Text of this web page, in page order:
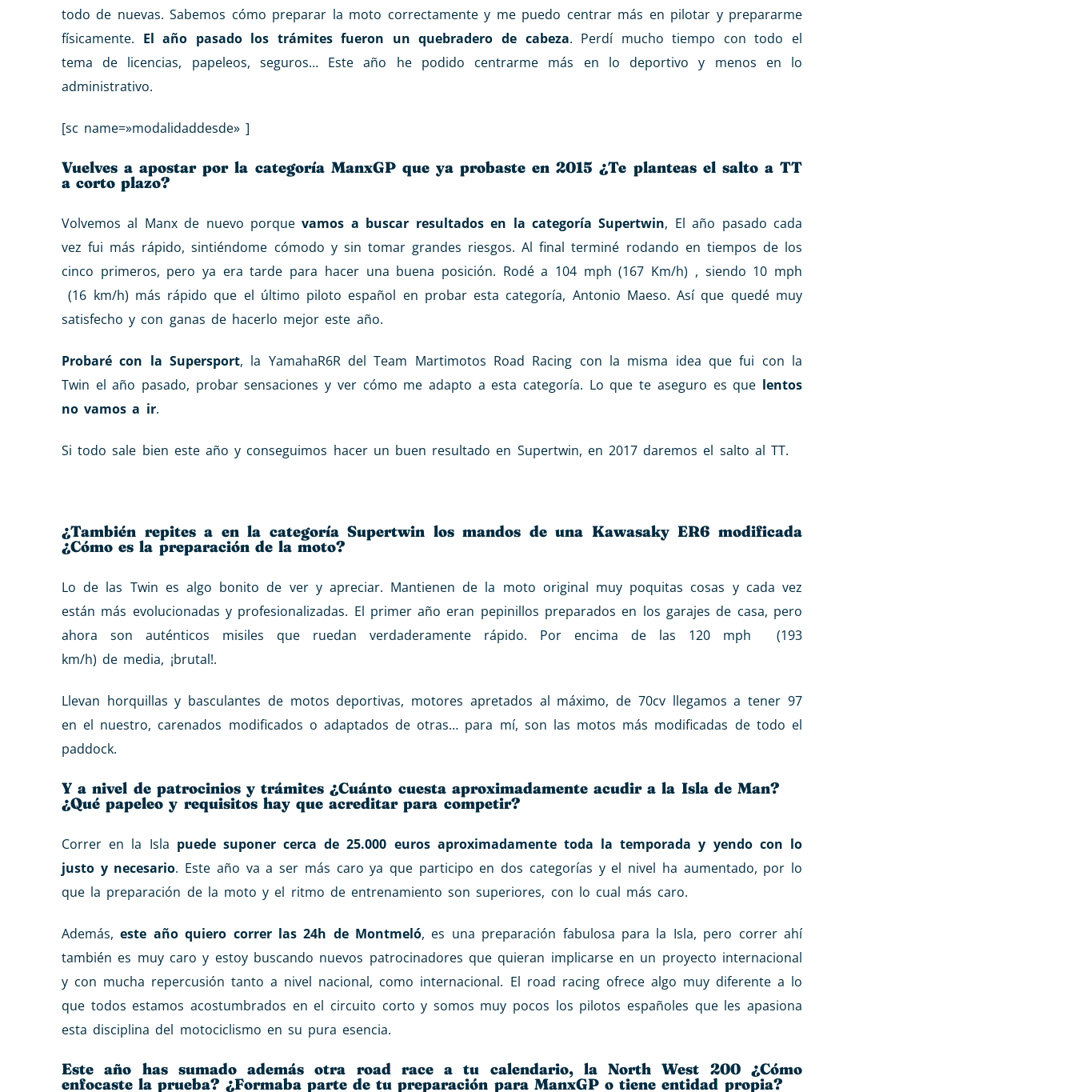
todo de nuevas. Sabemos cómo preparar la moto correctamente y me puedo centrar más en pilotar y prepararme
físicamente. El año pasado los trámites fueron un quebradero de cabeza. Perdí mucho tiempo con todo el
tema de licencias, papeleos, seguros… Este año he podido centrarme más en lo deportivo y menos en lo
administrativo.
[sc name=»modalidaddesde» ]
Vuelves a apostar por la categoría ManxGP que ya probaste en 2015 ¿Te planteas el salto a TT
a corto plazo?
Volvemos al Manx de nuevo porquevamos a buscar resultados en la categoría Supertwin, El año pasado cada
vez fui más rápido, sintiéndome cómodo y sin tomar grandes riesgos. Al final terminé rodando en tiempos de los
cinco primeros, pero ya era tarde para hacer una buena posición. Rodé a 104 mph (167 Km/h) , siendo 10 mph
(16 km/h) más rápido que el último piloto español en probar esta categoría, Antonio Maeso. Así que quedé muy
satisfecho y con ganas de hacerlo mejor este año.
Probaré con la Supersport, la YamahaR6R del Team Martimotos Road Racing con la misma idea que fui con la
Twin el año pasado, probar sensaciones y ver cómo me adapto a esta categoría. Lo que te aseguro es que lentos
no vamos a ir.
Si todo sale bien este año y conseguimos hacer un buen resultado en Supertwin, en 2017 daremos el salto al TT.
¿También repites a en la categoría Supertwin los mandos de una Kawasaky ER6 modificada
¿Cómo es la preparación de la moto?
Lo de las Twin es algo bonito de ver y apreciar. Mantienen de la moto original muy poquitas cosas y cada vez
están más evolucionadas y profesionalizadas. El primer año eran pepinillos preparados en los garajes de casa, pero
ahora son auténticos misiles que ruedan verdaderamente rápido. Por encima de las 120 mph (193
km/h) de media, ¡brutal!.
Llevan horquillas y basculantes de motos deportivas, motores apretados al máximo, de 70cv llegamos a tener 97
en el nuestro, carenados modificados o adaptados de otras… para mí, son las motos más modificadas de todo el
paddock.
Y a nivel de patrocinios y trámites ¿Cuánto cuesta aproximadamente acudir a la Isla de Man?
¿Qué papeleo y requisitos hay que acreditar para competir?
Correr en la Isla puede suponer cerca de 25.000 euros aproximadamente toda la temporada y yendo con lo
justo y necesario. Este año va a ser más caro ya que participo en dos categorías y el nivel ha aumentado, por lo
que la preparación de la moto y el ritmo de entrenamiento son superiores, con lo cual más caro.
Además,este año quiero correr las 24h de Montmeló, es una preparación fabulosa para la Isla, pero correr ahí
también es muy caro y estoy buscando nuevos patrocinadores que quieran implicarse en un proyecto internacional
y con mucha repercusión tanto a nivel nacional, como internacional. El road racing ofrece algo muy diferente a lo
que todos estamos acostumbrados en el circuito corto y somos muy pocos los pilotos españoles que les apasiona
esta disciplina del motociclismo en su pura esencia.
Este año has sumado además otra road race a tu calendario, la North West 200 ¿Cómo
enfocaste la prueba? ¿Formaba parte de tu preparación para ManxGP o tiene entidad propia?